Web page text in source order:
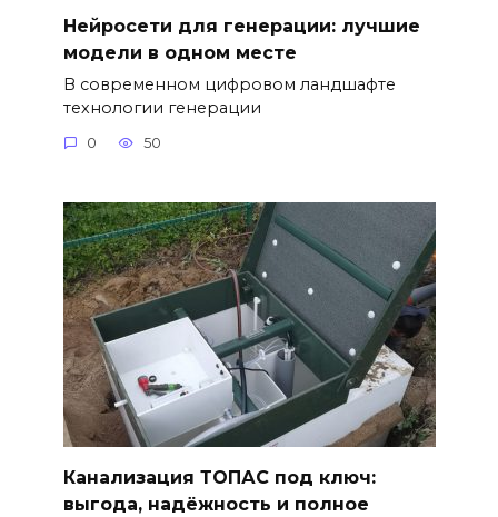
Нейросети для генерации: лучшие
модели в одном месте
В современном цифровом ландшафте
технологии генерации
0 50
Канализация ТОПАС под ключ:
выгода, надёжность и полное